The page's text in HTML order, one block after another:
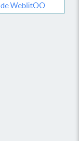
de WeblitOO